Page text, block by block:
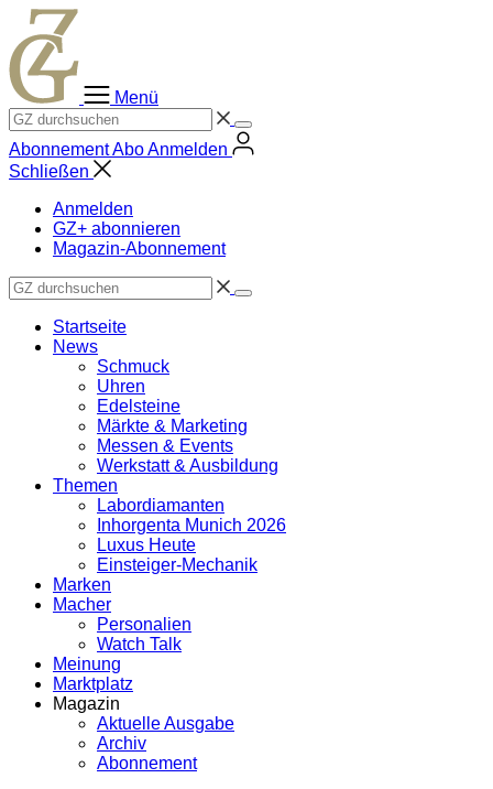
Zum
Inhalt
springen
Menü
AbonnementAboAnmelden
Schließen
Anmelden
GZ+ abonnieren
Magazin-Abonnement
Startseite
News
Schmuck
Uhren
Edelsteine
Märkte & Marketing
Messen & Events
Werkstatt & Ausbildung
Themen
Labordiamanten
Inhorgenta Munich 2026
Luxus Heute
Einsteiger-Mechanik
Marken
Macher
Personalien
Watch Talk
Meinung
Marktplatz
Magazin
Aktuelle Ausgabe
Archiv
Abonnement